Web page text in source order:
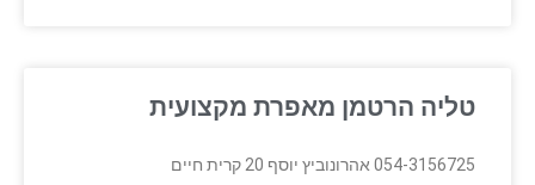
טליה הרטמן מאפרת מקצועית
054-3156725 אהרונוביץ יוסף 20 קרית חיים